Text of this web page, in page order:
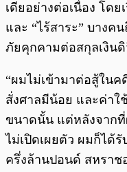
เดียอย่างต่อเนื่อง โด
และ “ไร้สาระ” บางค
ภัยคุกคามต่อสกุลเงิน
“ผมไม่เข้ามาต่อสู้ในค
สั่งศาลมีน้อย และค่าใ
ขนาดนั้น แต่หลังจาก
ไม่เปิดเผยตัว ผมก็ได้รั
ครึ่งล้านปอนด์ สหราช